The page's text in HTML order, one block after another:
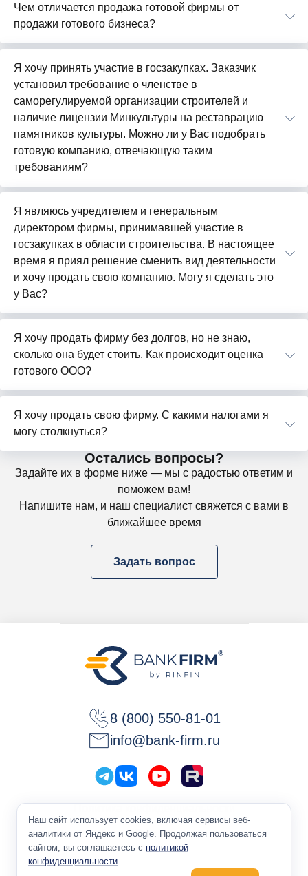
Чем отличается продажа готовой фирмы от
продажи готового бизнеса?
Я хочу принять участие в госзакупках. Заказчик
установил требование о членстве в
саморегулируемой организации строителей и
наличие лицензии Минкультуры на реставрацию
памятников культуры. Можно ли у Вас подобрать
готовую компанию, отвечающую таким
требованиям?
Я являюсь учредителем и генеральным
директором фирмы, принимавшей участие в
госзакупках в области строительства. В настоящее
время я приял решение сменить вид деятельности
и хочу продать свою компанию. Могу я сделать это
у Вас?
Я хочу продать фирму без долгов, но не знаю,
сколько она будет стоить. Как происходит оценка
готового ООО?
Я хочу продать свою фирму. С какими налогами я
могу столкнуться?
Остались вопросы?
Задайте их в форме ниже — мы с радостью ответим и
поможем вам!
Напишите нам, и наш специалист свяжется с вами в
ближайшее время
Задать вопрос
8 (800) 550-81-01
info@bank-firm.ru
Оферта
Наш сайт использует cookies, включая сервисы веб-
аналитики от Яндекс и Google. Продолжая пользоваться
сайтом, вы соглашаетесь с политикой
конфиденциальности.